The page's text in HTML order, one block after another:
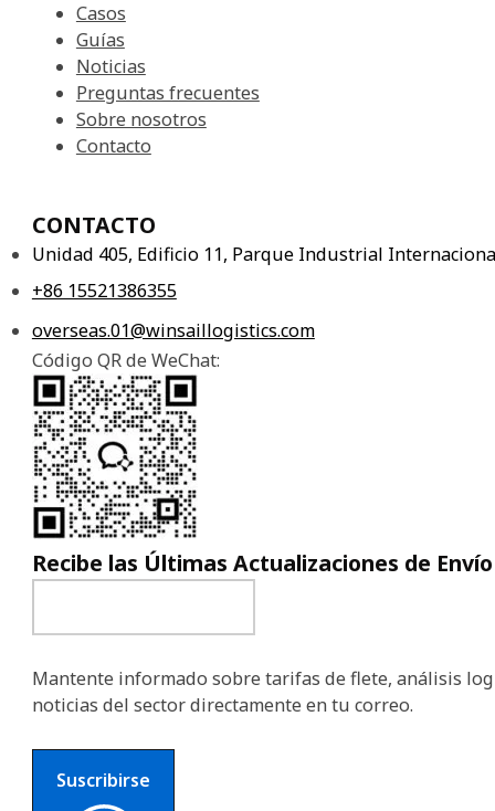
Casos
Guías
Noticias
Preguntas frecuentes
Sobre nosotros
Contacto
CONTACTO
Unidad 405, Edificio 11, Parque Industrial
+86 15521386355
overseas.01@winsaillogistics.com
Código QR de WeChat:
Recibe las Últimas Actualizaciones de Envío
Mantente informado sobre tarifas de flete, análisis
noticias del sector directamente en tu correo.
Suscribirse